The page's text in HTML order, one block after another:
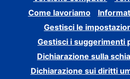
Come lavoriamo
Gestisci le
Gestisci i suggerimenti
Dichiarazione sulla
Dichiarazione sui diritti